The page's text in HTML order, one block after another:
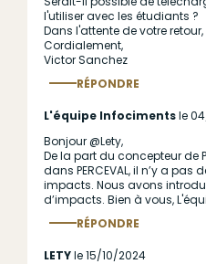
l'utiliser avec les étudiants ?
Dans l'attente de votre
Cordialement,
Victor Sanchez
Répondreau
RÉPONDRE
L'équipe Infocimentsle
Bonjour @Lety,
De la part du concepteur de
dans PERCEVAL, il n’y a pas
impacts. Nous avons
d’impacts. Bien à vous,
Répondreau
RÉPONDRE
LETYle 15/10/2024